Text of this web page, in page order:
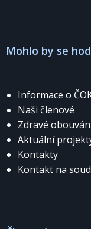
Mohlo by se
Informace o
Naši členové
Zdravé
Aktuální
Kontakty
Kontakt na